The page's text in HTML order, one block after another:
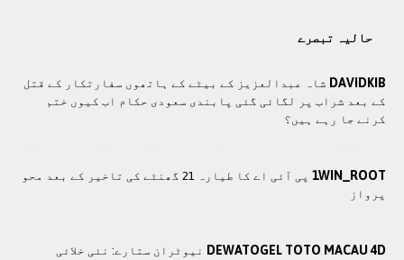
حالیہ تبصرے
DAVIDKIB شاہ عبدالعزیز کے بیٹے کے ہاتھوں سفارتکار کے قتل
کے بعد شراب پر لگائی گئی پابندی سعودی حکام اب کیوں ختم
کرنے جا رہے ہیں؟
1WIN_ROOT
پی آئی اے کا طیارہ 21 گھنٹے کی تاخیر کے بعد محو
پرواز
DEWATOGEL TOTO MACAU 4D نیوٹران ستارے: نئی خلائی